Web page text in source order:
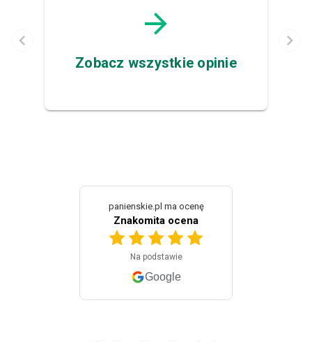
Zobacz wszystkie opinie
panienskie.pl ma ocenę
Znakomita ocena
Na podstawie
Google